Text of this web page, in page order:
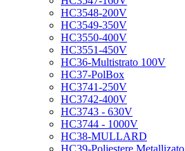
HC3548-200V
HC3549-350V
HC3550-400V
HC3551-450V
HC36-Multistrato 100V
HC37-PolBox
HC3741-250V
HC3742-400V
HC3743 - 630V
HC3744 - 1000V
HC38-MULLARD
HC39-Poliestere Metallizato